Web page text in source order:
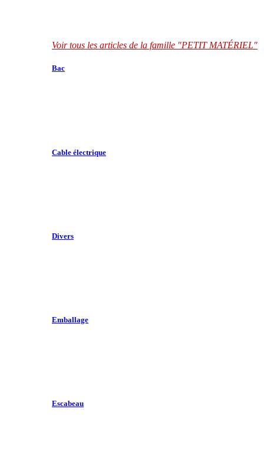
Voir tous les articles de la famille "PETIT MATÉRIEL"
Bac
Cable électrique
Divers
Emballage
Escabeau